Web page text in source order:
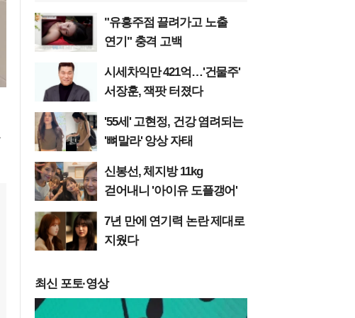
"유흥주점 끌려가고 노출
연기" 충격 고백
시세차익만 421억…'건물주'
서장훈, 잭팟 터졌다
'55세' 고현정, 건강 염려되는
'뼈말라' 앙상 자태
신봉선, 체지방 11kg
걷어내니 '아이유 도플갱어'
7년 만에 연기력 논란 제대로
지웠다
최신 포토·영상